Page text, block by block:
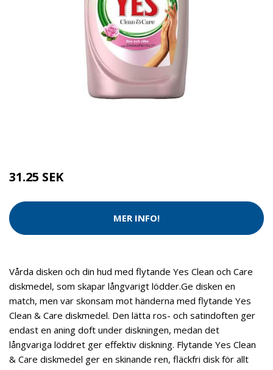
31.25 SEK
MER INFO!
Vårda disken och din hud med flytande Yes Clean och Care
diskmedel, som skapar långvarigt lödder.Ge disken en
match, men var skonsam mot händerna med flytande Yes
Clean & Care diskmedel. Den lätta ros- och satindoften ger
endast en aning doft under diskningen, medan det
långvariga löddret ger effektiv diskning. Flytande Yes Clean
& Care diskmedel ger en skinande ren, fläckfri disk för allt